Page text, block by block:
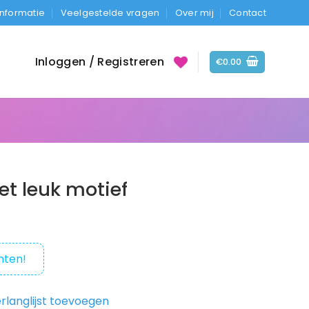
Veelgestelde vragen Over mij Contact
Inloggen / Registreren €0.00
leuk motief
toevoegen